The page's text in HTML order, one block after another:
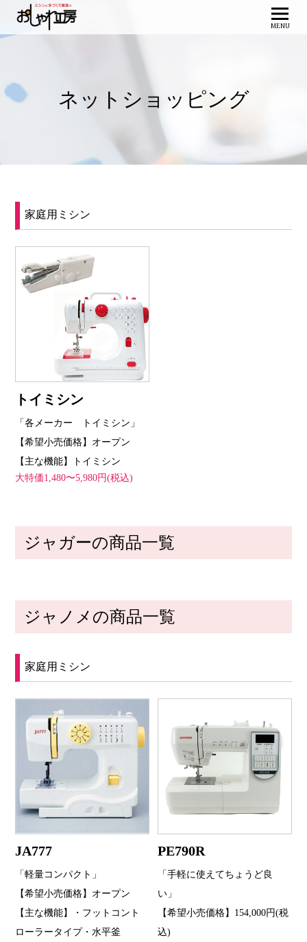
MENU
ネットショッピング
家庭用ミシン
トイミシン
「各メーカー トイミシン」
【希望小売価格】オープン
【主な機能】トイミシン
大特価1,480〜5,980円(税込)
ジャガーの商品一覧
ジャノメの商品一覧
家庭用ミシン
JA777
「軽量コンパクト」
【希望小売価格】オープン
【主な機能】・フットコント
ローラータイプ・水平釜
PE790R
「手軽に使えてちょうど良
い」
【希望小売価格】154,000円(税
込)